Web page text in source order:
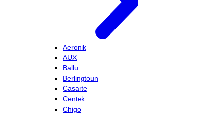
Aeronik
AUX
Ballu
Berlingtoun
Casarte
Centek
Chigo